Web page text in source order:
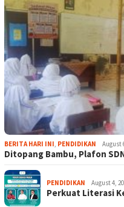
BERITA HARI INI, PENDIDIKAN August
Ditopang Bambu, Plafon
PENDIDIKAN August 4,
Perkuat Literasi